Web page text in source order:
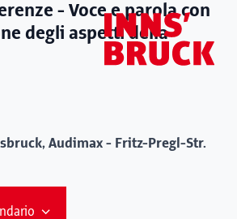
- Voce e parola con
degli aspetti della
Audimax - Fritz-Pregl-Str.